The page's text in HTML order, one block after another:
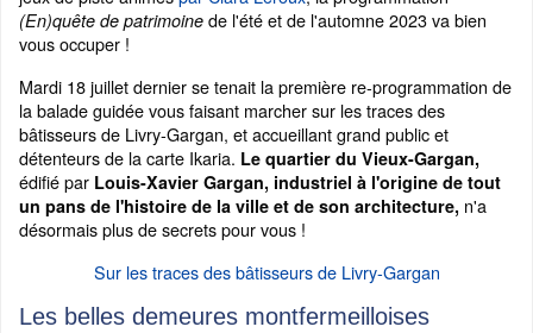
(En)quête de patrimoine de l'été et de l'automne 2023 va bien
vous occuper !
Mardi 18 juillet dernier se tenait la première re-programmation de
la balade guidée vous faisant marcher sur les traces des
bâtisseurs de Livry-Gargan, et accueillant grand public et
détenteurs de la carte Ikaria. Le quartier du Vieux-Gargan,
édifié par Louis-Xavier Gargan, industriel à l'origine de tout
un pans de l'histoire de la ville et de son architecture, n'a
désormais plus de secrets pour vous !
Sur les traces des bâtisseurs de Livry-Gargan
Les belles demeures montfermeilloises